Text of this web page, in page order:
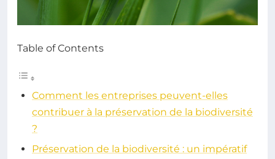
Table of Contents
Comment les entreprises peuvent-elles
contribuer à la préservation de la biodiversité
?
Préservation de la biodiversité : un impératif